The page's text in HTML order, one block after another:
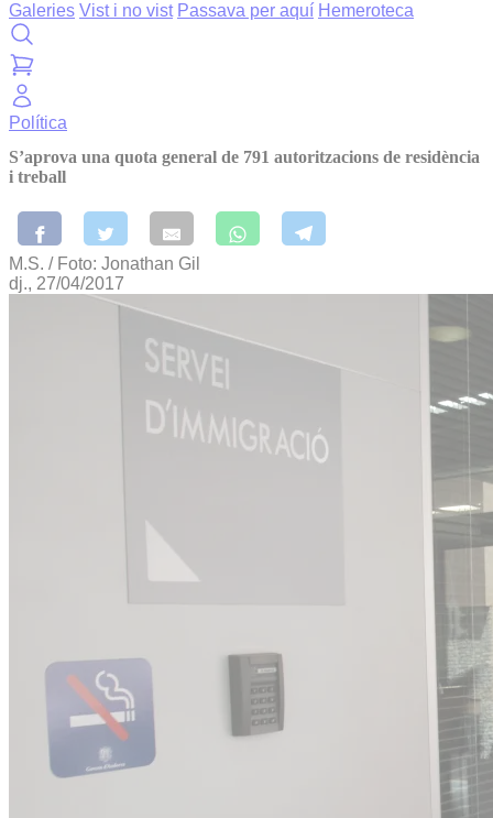
Galeries Vist i no vist Passava per aquí Hemeroteca
Política
S’aprova una quota general de 791 autoritzacions de residència
i treball
M.S. / Foto: Jonathan Gil
dj., 27/04/2017